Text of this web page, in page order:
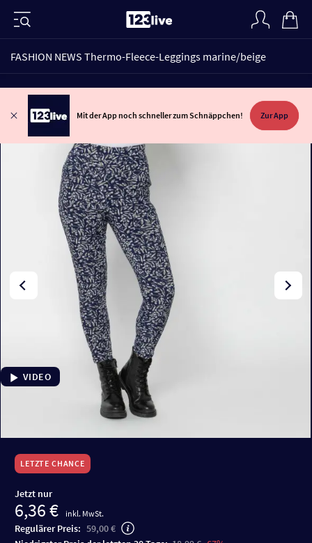
FASHION NEWS Thermo-Fleece-Leggings marine/beige
Mit der App noch schneller zum Schnäppchen! Zur App
VIDEO
LETZTE CHANCE
Jetzt nur
6,36 € inkl. MwSt.
Regulärer Preis: 59,00 €